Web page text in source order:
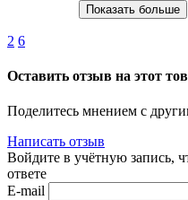
Показать больше
2 6
Оставить отзыв на этот
Поделитесь мнением с
Написать отзыв
Войдите в учётную запись,
ответе
E-mail